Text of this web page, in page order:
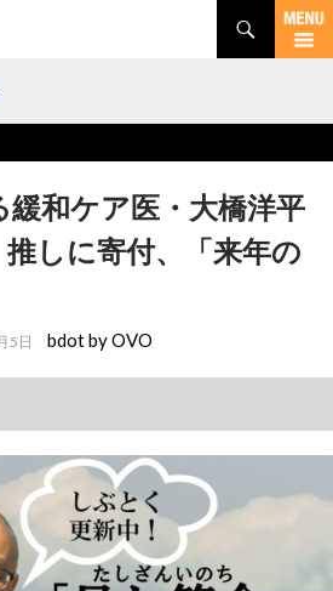
緩和ケア医・大橋洋平
推しに寄付、「来年の
5日 bdot by OVO